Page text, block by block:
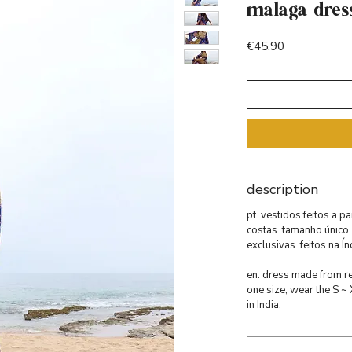
malaga
€45.90
description
pt. vestidos feitos a
costas. tamanho
exclusivas. feitos na
en. dress made from
one size, wear the S ~
in India.